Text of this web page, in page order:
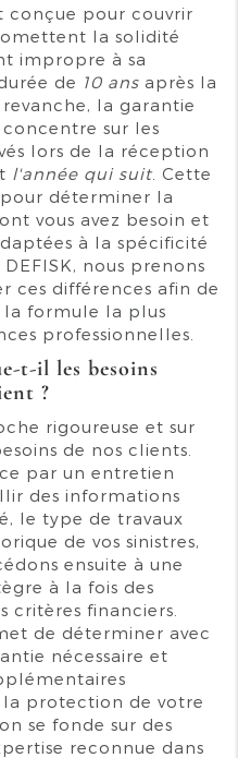
conçue pour couvrir
la solidité
impropre à sa
de 10 ans après la
la garantie
sur les
lors de la réception
l'année qui suit. Cette
déterminer la
vous avez besoin et
à la spécificité
nous prenons
ces différences afin de
la formule la plus
professionnelles.
t-il les besoins
?
rigoureuse et sur
de nos clients.
par un entretien
des informations
le type de travaux
de vos sinistres,
ensuite à une
à la fois des
critères financiers.
de déterminer avec
nécessaire et
protection de votre
se fonde sur des
reconnue dans